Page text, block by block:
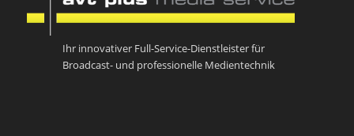
Ihr innovativer Full-Service-Dienstleister für
Broadcast- und professionelle Medientechnik